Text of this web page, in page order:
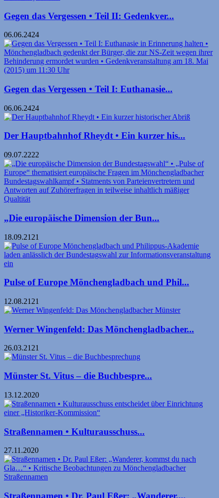
Gegen das Vergessen • Teil II: Gedenkver...
06.06.2424
Gegen das Vergessen • Teil I: Euthanasie...
06.06.2424
Der Hauptbahnhof Rheydt • Ein kurzer his...
09.07.2222
„Die europäische Dimension der Bun...
18.09.2121
Pulse of Europe Mönchengladbach und Phil...
12.08.2121
Werner Wingenfeld: Das Mönchengladbacher...
26.03.2121
Münster St. Vitus – die Buchbespre...
13.12.2020
Straßennamen • Kultur­aus­schuss...
27.11.2020
Straßennamen • Dr. Paul Eßer: „Wanderer,...